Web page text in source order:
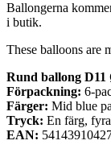
Ballongerna
i butik.
These balloons are
Rund ballong D11
Förpackning: 6-
Färger: Mid blue
Tryck: En färg,
EAN: